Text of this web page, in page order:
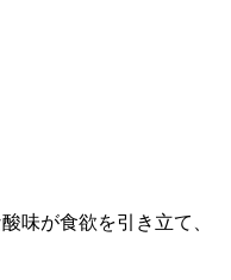
味が食欲を引き立て、